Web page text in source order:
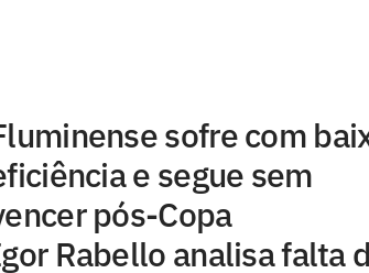
sofre com
e segue sem
pós-Copa
Rabello analisa falta